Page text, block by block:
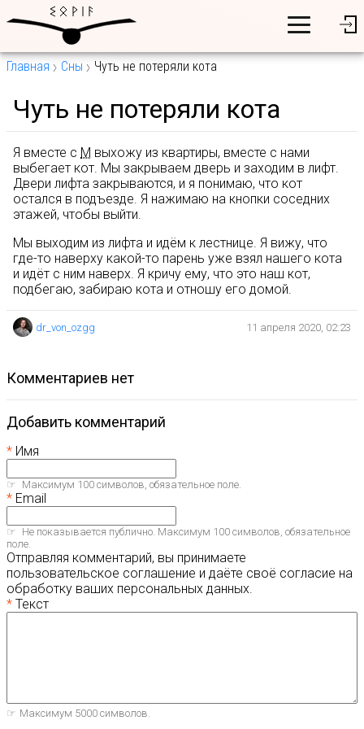
Главная Сны Чуть не потеряли кота
Чуть не потеряли кота
Я вместе с М выхожу из квартиры, вместе с нами
выбегает кот. Мы закрываем дверь и заходим в лифт.
Двери лифта закрываются, и я понимаю, что кот
остался в подъезде. Я нажимаю на кнопки соседних
этажей, чтобы выйти.
Мы выходим из лифта и идём к лестнице. Я вижу, что
где-то наверху какой-то парень уже взял нашего кота
и идёт с ним наверх. Я кричу ему, что это наш кот,
подбегаю, забираю кота и отношу его домой.
dr_von_ozgg 11 апреля 2020, 02:23
комментариев нет
Добавить комментарий
Имя
Максимум 100 символов, обязательное поле.
Email
Не показывается публично. Максимум 100 символов, обязательное
поле.
Отправляя комментарий, вы принимаете
пользовательское соглашение и даёте своё согласие на
обработку ваших персональных данных.
Текст
Максимум 5000 символов.